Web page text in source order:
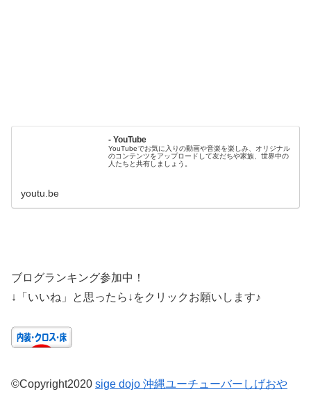
- YouTube
YouTubeでお気に入りの動画や音楽を楽しみ、オリジナル
のコンテンツをアップロードして友だちや家族、世界中の
人たちと共有しましょう。
youtu.be
ブログランキング参加中！
↓「いいね」と思ったら↓をクリックお願いします♪
©Copyright2020 sige dojo 沖縄ユーチューバーしげおや